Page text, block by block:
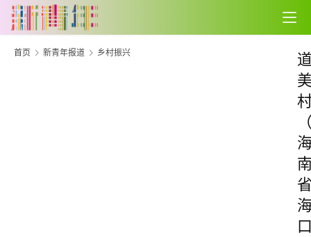
首页 新青年报道 乡村振兴